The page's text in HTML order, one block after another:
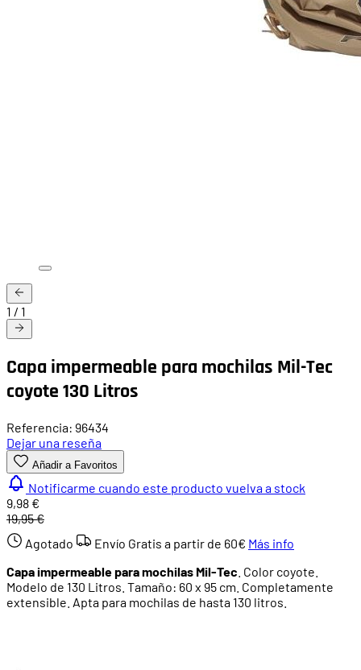
1 / 1
Capa impermeable para mochilas Mil-Tec
coyote 130 Litros
Referencia: 96434
Dejar una reseña
Añadir a Favoritos
Notificarme cuando este producto vuelva a stock
9,98 €
19,95 €
Agotado
Envío Gratis a partir de 60€ Más info
Capa impermeable para mochilas Mil-Tec . Color coyote.
Modelo de 130 Litros. Tamaño: 60 x 95 cm. Completamente
extensible. Apta para mochilas de hasta 130 litros.